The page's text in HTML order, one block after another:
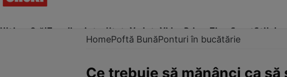
Ultima Oră!Trending Actualitate Vedete Video Prime Time SportStil de
HomePoftă BunăPonturi în bucătărie
Ce trebuie să mănânci ca